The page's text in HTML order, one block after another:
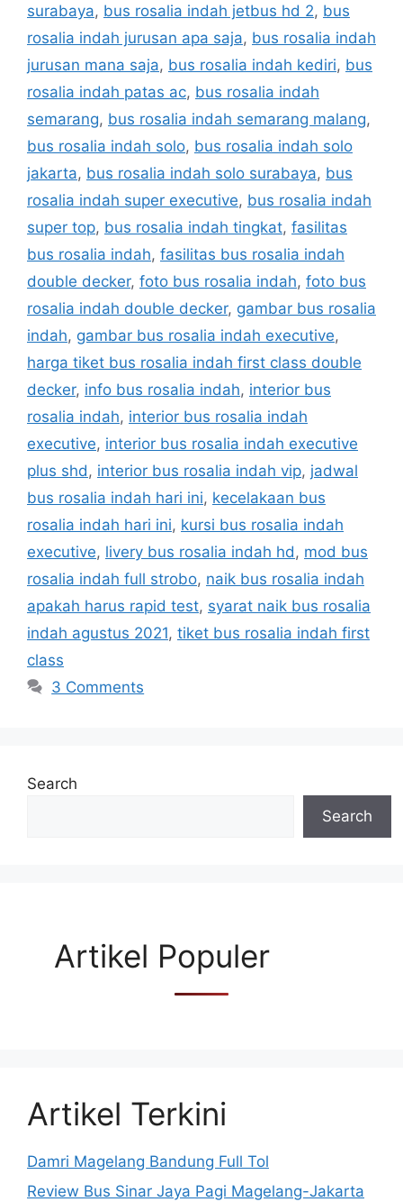
surabaya, bus rosalia indah jetbus hd 2, bus
rosalia indah jurusan apa saja, bus rosalia indah
jurusan mana saja, bus rosalia indah kediri, bus
rosalia indah patas ac, bus rosalia indah
semarang, bus rosalia indah semarang malang,
bus rosalia indah solo, bus rosalia indah solo
jakarta, bus rosalia indah solo surabaya, bus
rosalia indah super executive, bus rosalia indah
super top, bus rosalia indah tingkat, fasilitas
bus rosalia indah, fasilitas bus rosalia indah
double decker, foto bus rosalia indah, foto bus
rosalia indah double decker, gambar bus rosalia
indah, gambar bus rosalia indah executive,
harga tiket bus rosalia indah first class double
decker, info bus rosalia indah, interior bus
rosalia indah, interior bus rosalia indah
executive, interior bus rosalia indah executive
plus shd , interior bus rosalia indah vip, jadwal
bus rosalia indah hari ini, kecelakaan bus
rosalia indah hari ini, kursi bus rosalia indah
executive, livery bus rosalia indah hd , mod bus
rosalia indah full strobo, naik bus rosalia indah
apakah harus rapid test, syarat naik bus rosalia
indah agustus 2021, tiket bus rosalia indah first
class
3 Comments
Search
Search
Artikel Populer
Artikel Terkini
Damri Magelang Bandung Full Tol
Review Bus Sinar Jaya Pagi Magelang-Jakarta